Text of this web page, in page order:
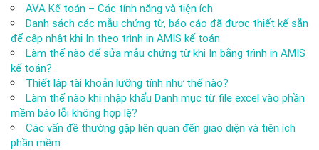
AVA Kế toán – Các tính năng và tiện ích
Danh sách các mẫu chứng từ, báo cáo đã được thiết kế sẵn
để cập nhật khi In theo trình in AMIS kế toán
Làm thế nào để sửa mẫu chứng từ khi In bằng trình in AMIS
kế toán?
Thiết lập tài khoản lưỡng tính như thế nào?
Làm thế nào khi nhập khẩu Danh mục từ file excel vào phần
mềm báo lỗi không hợp lệ?
Các vấn đề thường gặp liên quan đến giao diện và tiện ích
phần mềm